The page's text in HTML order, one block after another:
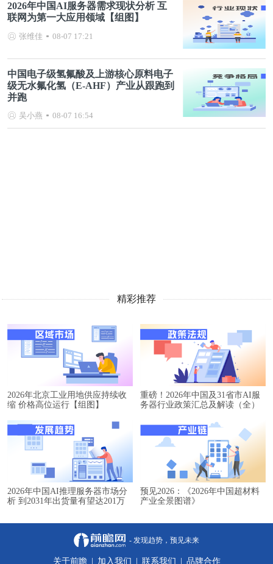
2026年中国AI服务器需求现状分析 互
联网为第一大应用领域【组图】
张维佳 08-07 17:21
中国电子级氢氟酸及上游核心原料电子
级无水氟化氢（E-AHF）产业从跟跑到
并跑
吴小燕 08-07 16:54
精彩推荐
2026年北京工业用地供应持续收
缩 价格高位运行【组图】
重磅！2026年中国及31省市AI服
务器行业政策汇总及解读（全）
2026年中国AI推理服务器市场分
析 到2031年出货量有望达201万
预见2026：《2026年中国超材料
产业全景图谱》
- 发现趋势，预见未来
关于前瞻 加入我们 联系我们 品牌合作